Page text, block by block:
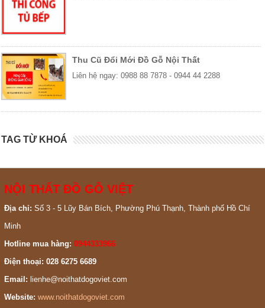
Thu Cũ Đổi Mới Đồ Gỗ Nội Thất
Liên hệ ngay: 0988 88 7878 - 0944 44 2288
TAG TỪ KHOÁ
NỘI THẤT ĐỒ GỖ VIỆT
Địa chỉ: Số 3 - 5 Lũy Bán Bích, Phường Phú Thạnh, Thành phố Hồ Chí
Minh
Hotline mua hàng: 0944333966
Điện thoại: 028 6275 6689
Email: lienhe@noithatdogoviet.com
Website: www.noithatdogoviet.com